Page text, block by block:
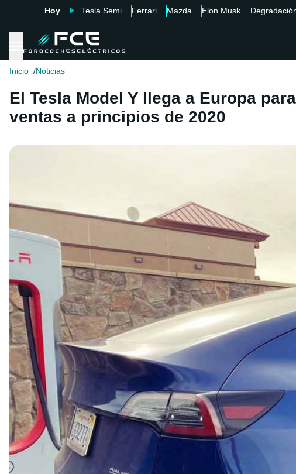
Hoy Tesla Semi Ferrari Mazda Elon Musk
Inicio Noticias
El Tesla Model Y llega a Europa
ventas a principios de 2020